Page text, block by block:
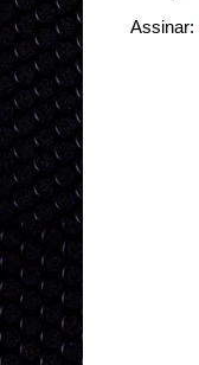
Assinar: